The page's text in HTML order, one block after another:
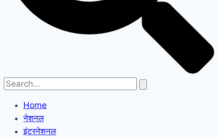
Home
नेशनल
इंटरनेशनल